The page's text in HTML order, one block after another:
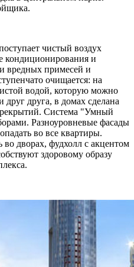
чистый воздух
кондиционирования и
вредных примесей и
очищается: на
водой, которую можно
друга, в домах сделана
Система "Умный
Разноуровневые фасады
во все квартиры.
дворах, фудхолл с акцентом
здоровому образу